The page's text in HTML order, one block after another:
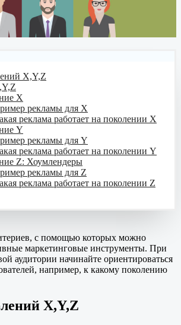
X,Y,Z
X
рекламы для X
реклама работает на поколении X
Y
рекламы для Y
реклама работает на поколении Y
Z: Хоумлендеры
рекламы для Z
реклама работает на поколении Z
с помощью которых можно
маркетинговые инструменты. При
аудитории начинайте ориентироваться
например, к какому поколению
X,Y,Z